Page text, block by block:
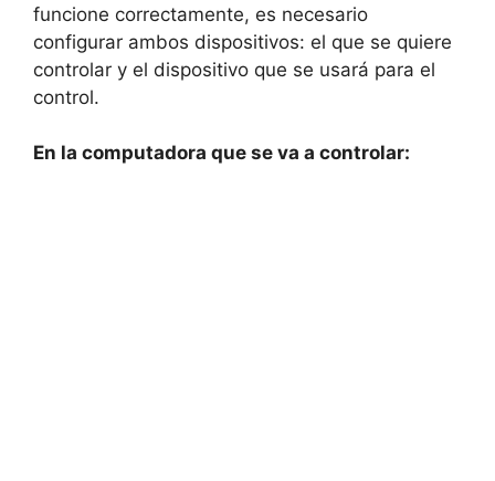
funcione correctamente, es necesario
configurar ambos dispositivos: el que se quiere
controlar y el dispositivo que se usará para el
control.
En la computadora que se va a controlar: